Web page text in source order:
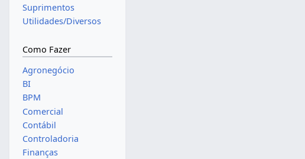
Suprimentos
Utilidades/Diversos
Como Fazer
Agronegócio
BI
BPM
Comercial
Contábil
Controladoria
Finanças